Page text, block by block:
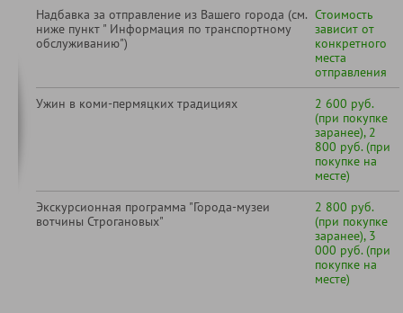
Надбавка за отправление из Вашего города (см.
ниже пункт " Информация по транспортному
обслуживанию")
Стоимость
зависит от
конкретного
места
отправления
Ужин в коми-пермяцких традициях
2 600 руб.
(при покупке
заранее), 2
800 руб. (при
покупке на
месте)
Экскурсионная программа "Города-музеи
вотчины Строгановых"
2 800 руб.
(при покупке
заранее), 3
000 руб. (при
покупке на
месте)